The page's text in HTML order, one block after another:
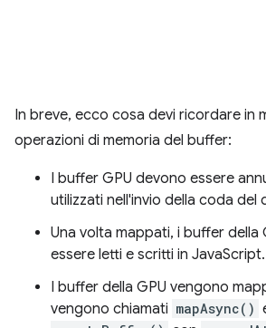
In breve, ecco cosa devi ricordare in
operazioni di memoria del buffer:
I buffer GPU devono essere
utilizzati nell'invio della coda del
Una volta mappati, i buffer della
essere letti e scritti in JavaScript.
I buffer della GPU vengono
vengono chiamati mapAsync()